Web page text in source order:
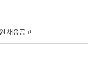
채용공고